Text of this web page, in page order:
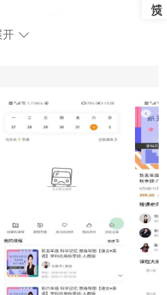
中和高中的语文、数学、英
不同年级学生的学习需求。
开